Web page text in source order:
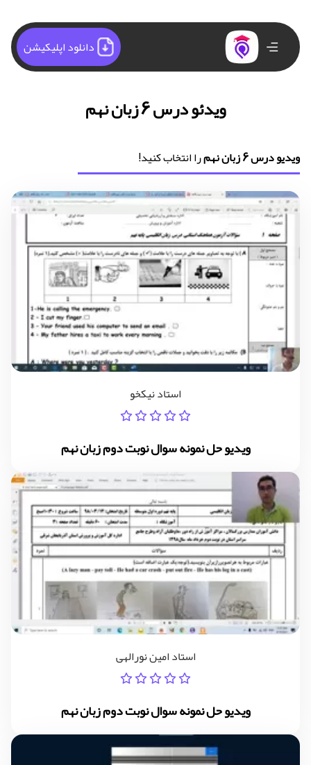
دانلود اپلیکیشن
ویدئو درس 6 زبان نهم
ویدیو درس 6 زبان نهم را انتخاب کنید!
استاد نیکخو
ویدیو حل نمونه سوال نوبت دوم زبان نهم
استاد امین نورالهی
ویدیو حل نمونه سوال نوبت دوم زبان نهم